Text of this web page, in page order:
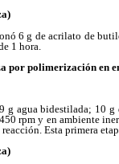
6 g de acrilato de
1 hora.
por polimerización en
agua bidestilada; 10
rpm y en ambiente
Esta primera